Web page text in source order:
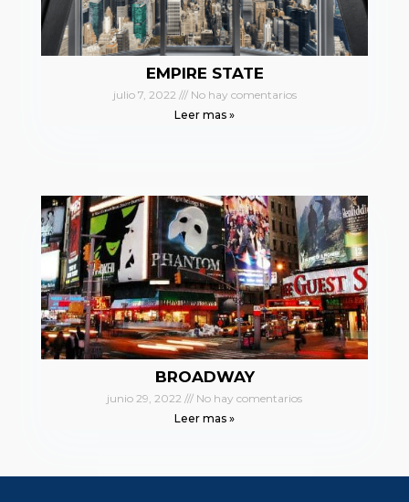
EMPIRE STATE
julio 7, 2022
No hay comentarios
Leer mas »
BROADWAY
junio 29, 2022
No hay comentarios
Leer mas »